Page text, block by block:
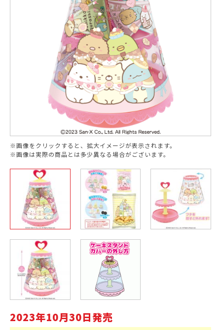
※画像をクリックすると、拡大イメージが表示されます。
※画像は実際の商品とは多少異なる場合がございます。
2023年10月30日発売